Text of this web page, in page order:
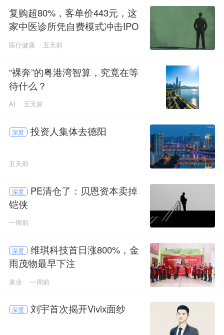
复购超80%，客单价443元，这
家中医诊所凭自费模式冲击IPO
医疗健康 五天前
“裸奔”的粤港湾智算，究竟在等
待什么？
AI 五天前
深度 投资人集体去德阳
五天前
深度
PE清仓了：贝恩资本卖掉
铠侠
一周前
深度
维琪科技首日涨800%，金
雨茂物最早下注
美业 一周前
深度 刘宇首次揭开Vivix面纱